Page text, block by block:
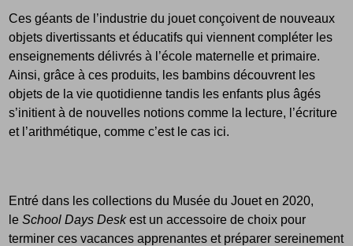
Ces géants de l’industrie du jouet conçoivent de nouveaux
objets divertissants et éducatifs qui viennent compléter les
enseignements délivrés à l’école maternelle et primaire.
Ainsi, grâce à ces produits, les bambins découvrent les
objets de la vie quotidienne tandis les enfants plus âgés
s’initient à de nouvelles notions comme la lecture, l’écriture
et l’arithmétique, comme c’est le cas ici.
Entré dans les collections du Musée du Jouet en 2020,
leSchool Days Deskest un accessoire de choix pour
terminer ces vacances apprenantes et préparer sereinement